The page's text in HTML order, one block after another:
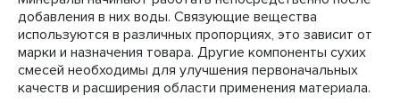
добавления в них воды. Связующие вещества
используются в различных пропорциях, это зависит от
марки и назначения товара. Другие компоненты сухих
смесей необходимы для улучшения первоначальных
качеств и расширения области применения материала.